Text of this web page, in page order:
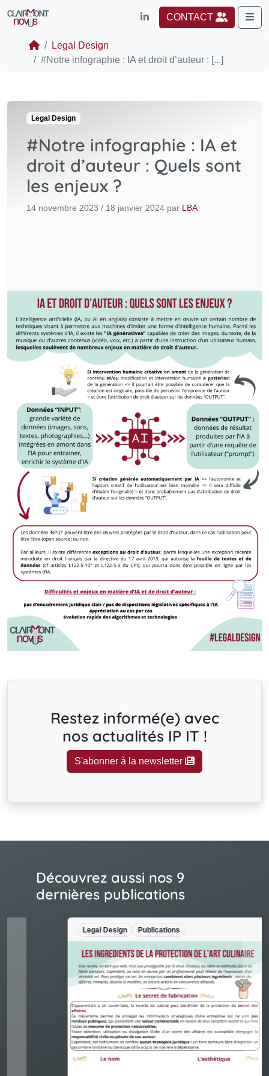
CONTACT
Legal Design
#Notre infographie : IA et droit d’auteur : [...]
Legal Design
#Notre infographie : IA et
droit d’auteur : Quels sont
les enjeux ?
14 novembre 2023 / 18 janvier 2024 par LBA
Restez informé(e) avec
nos actualités IP IT !
S'abonner à la newsletter
Découvrez aussi nos 9
dernières publications
Legal Design Publications